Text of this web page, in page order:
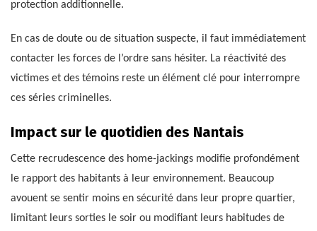
protection additionnelle.
En cas de doute ou de situation suspecte, il faut immédiatement
contacter les forces de l’ordre sans hésiter. La réactivité des
victimes et des témoins reste un élément clé pour interrompre
ces séries criminelles.
Impact sur le quotidien des Nantais
Cette recrudescence des home-jackings modifie profondément
le rapport des habitants à leur environnement. Beaucoup
avouent se sentir moins en sécurité dans leur propre quartier,
limitant leurs sorties le soir ou modifiant leurs habitudes de